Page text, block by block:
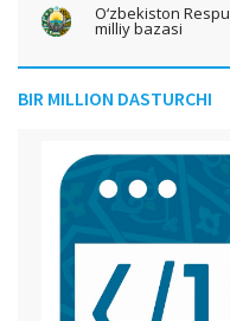
O‘zbekiston
milliy bazasi
BIR MILLION DASTURCHI